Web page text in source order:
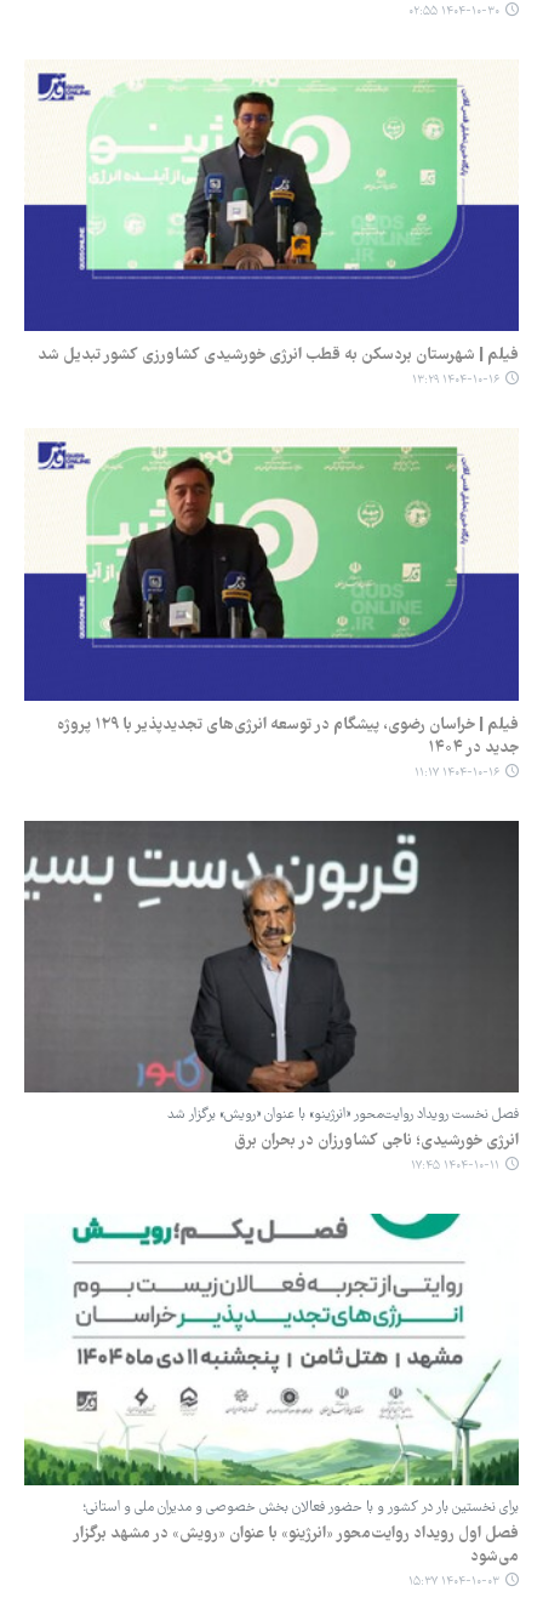
۱۴۰۴-۱۰-۳۰ ۰۲:۵۵
فیلم | شهرستان بردسکن به قطب انرژی خورشیدی کشاورزی کشور تبدیل شد
۱۴۰۴-۱۰-۱۶ ۱۳:۲۹
فیلم | خراسان رضوی، پیشگام در توسعه انرژی‌های تجدیدپذیر با ۱۲۹ پروژه
جدید در ۱۴۰۴
۱۴۰۴-۱۰-۱۶ ۱۱:۱۷
فصل نخست رویداد روایت‌محور «انرژینو» با عنوان «رویش» برگزار شد
انرژی خورشیدی؛ ناجی کشاورزان در بحران برق
۱۴۰۴-۱۰-۱۱ ۱۷:۴۵
برای نخستین بار در کشور و با حضور فعالان بخش خصوصی و مدیران ملی و استانی؛
فصل اول رویداد روایت‌محور «انرژینو» با عنوان «رویش» در مشهد برگزار
می‌شود
۱۴۰۴-۱۰-۰۳ ۱۵:۳۷